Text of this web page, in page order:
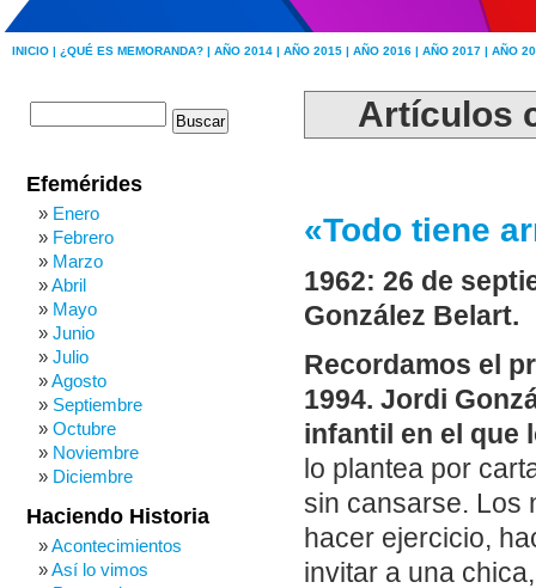
INICIO | ¿QUÉ ES MEMORANDA? | AÑO 2014 | AÑO 2015 | AÑO 2016 | AÑO 2017 | AÑO
Artículos
«Todo tiene
1962: 26 de
González Belart.
Recordamos el
1994. Jordi
infantil en el que
lo plantea por
sin cansarse. Los
hacer ejercicio,
invitar a una
Efemérides
Enero
Febrero
Marzo
Abril
Mayo
Junio
Julio
Agosto
Septiembre
Octubre
Noviembre
Diciembre
Haciendo Historia
Acontecimientos
Así lo vimos